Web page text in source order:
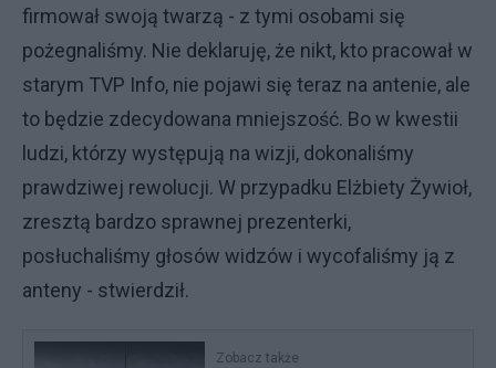
firmował swoją twarzą - z tymi osobami się
pożegnaliśmy. Nie deklaruję, że nikt, kto pracował w
starym TVP Info, nie pojawi się teraz na antenie, ale
to będzie zdecydowana mniejszość. Bo w kwestii
ludzi, którzy występują na wizji, dokonaliśmy
prawdziwej rewolucji. W przypadku Elżbiety Żywioł,
zresztą bardzo sprawnej prezenterki,
posłuchaliśmy głosów widzów i wycofaliśmy ją z
anteny - stwierdził.
Zobacz także